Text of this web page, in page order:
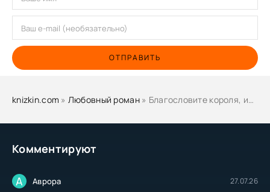
Комментируют
А Аврора 27.07.26
ОТПРАВИТЬ
knizkin.com » Любовный роман» Благословите короля, или Характер скверный, не женат! - Анна Гаврилова